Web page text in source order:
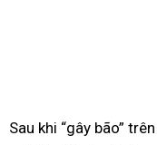
Sau khi “gây bão”